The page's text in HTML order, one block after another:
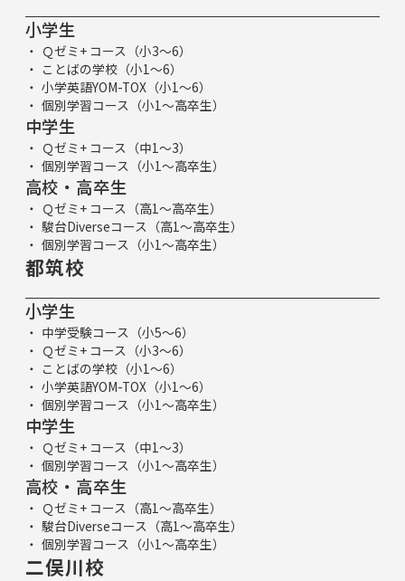
小学生
Ｑゼミ+ コース（小3～6）
ことばの学校（小1～6）
小学英語YOM-TOX（小1～6）
個別学習コース（小1～高卒生）
中学生
Ｑゼミ+ コース（中1～3）
個別学習コース（小1～高卒生）
高校・高卒生
Ｑゼミ+ コース（高1～高卒生）
駿台Diverseコース（高1～高卒生）
個別学習コース（小1～高卒生）
都筑校
小学生
中学受験コース（小5～6）
Ｑゼミ+ コース（小3～6）
ことばの学校（小1～6）
小学英語YOM-TOX（小1～6）
個別学習コース（小1～高卒生）
中学生
Ｑゼミ+ コース（中1～3）
個別学習コース（小1～高卒生）
高校・高卒生
Ｑゼミ+ コース（高1～高卒生）
駿台Diverseコース（高1～高卒生）
個別学習コース（小1～高卒生）
二俣川校